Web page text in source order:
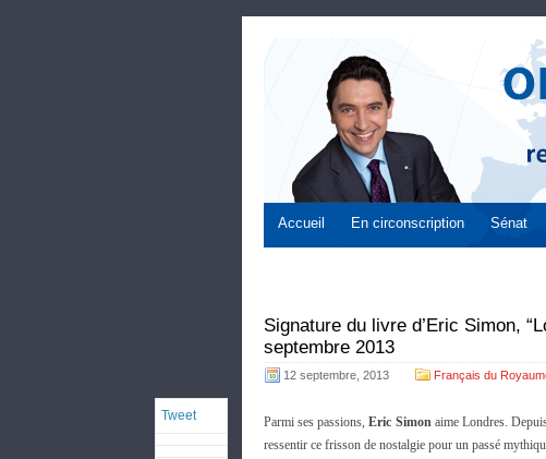
Accueil En circonscription Sénat
Signature du livre d’Eric Simon,
septembre 2013
12 septembre, 2013 Français du
Tweet Parmi ses passions,Eric Simonaime Londres.
ressentir ce frisson de nostalgie pour un passé